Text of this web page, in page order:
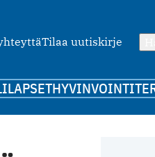
Tilaa uutiskirje
LAPSETHYVINVOINTI